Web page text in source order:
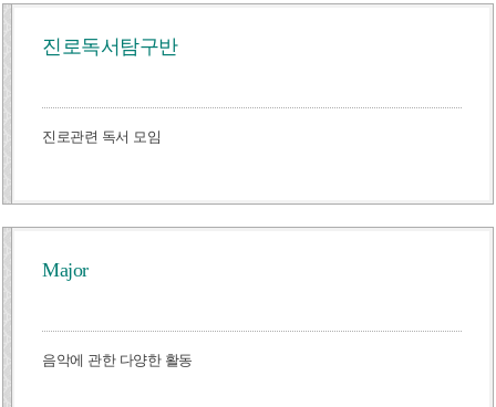
진로독서탐구반
진로관련 독서 모임
Major
음악에 관한 다양한 활동